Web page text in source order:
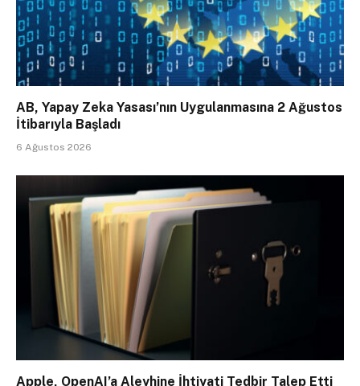
AB, Yapay Zeka Yasası’nın Uygulanmasına 2 Ağustos
İtibarıyla Başladı
6 Ağustos 2026
Apple, OpenAI’a Aleyhine İhtiyati Tedbir Talep Etti